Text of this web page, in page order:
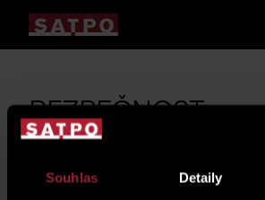
Souhlas Detaily
BEZPEČNOST pro